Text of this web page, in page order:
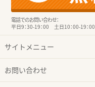
電話でのお問い合わせ：
平日9：30-19：00 土日10：00-19：00
サイトメニュー
お問い合わせ